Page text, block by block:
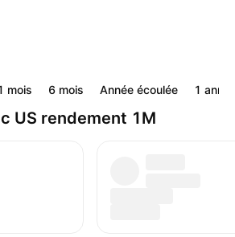
mois 6 mois Année écoulée 1
US rendement 1M